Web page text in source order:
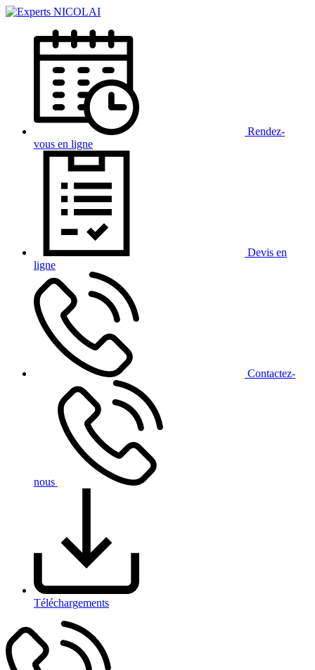
Rendez-
vous en ligne
Devis en
ligne
Contactez-
nous
Téléchargements